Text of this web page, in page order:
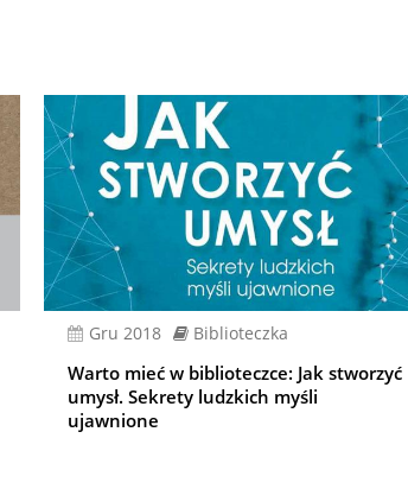
gru 2018 Biblioteczka
Warto mieć w biblioteczce: Jak stworzyć
umysł. Sekrety ludzkich myśli
ujawnione